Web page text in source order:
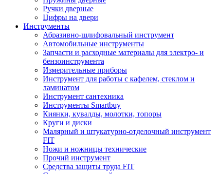
Ручки дверные
Цифры на двери
Инструменты
Абразивно-шлифовальный инструмент
Автомобильные инструменты
Запчасти и расходные материалы для электро- и
бензоинструмента
Измерительные приборы
Инструмент для работы с кафелем, стеклом и
ламинатом
Инструмент сантехника
Инструменты Smartbuy
Киянки, кувалды, молотки, топоры
Круги и диски
Малярный и штукатурно-отделочный инструмент
FIT
Ножи и ножницы технические
Прочий инструмент
Средства защиты труда FIT